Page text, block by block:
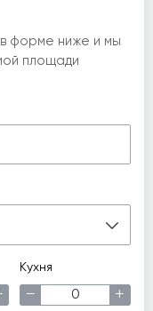
форме ниже и мы
площади
Кухня
− +